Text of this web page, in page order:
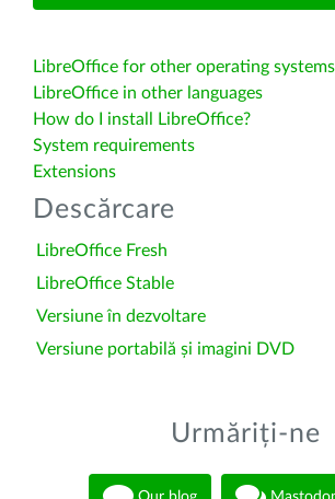
LibreOffice for other operating systems
LibreOffice in other languages
How do I install LibreOffice?
System requirements
Extensions
Descărcare
LibreOffice Fresh
LibreOffice Stable
Versiune în dezvoltare
Versiune portabilă și imagini DVD
Urmăriți-ne